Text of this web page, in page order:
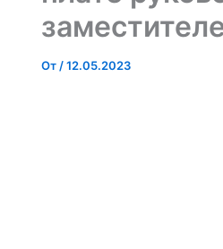
От /12.05.2023